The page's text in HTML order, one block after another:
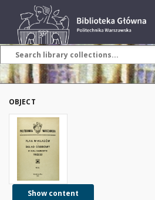
OBJECT
Show content